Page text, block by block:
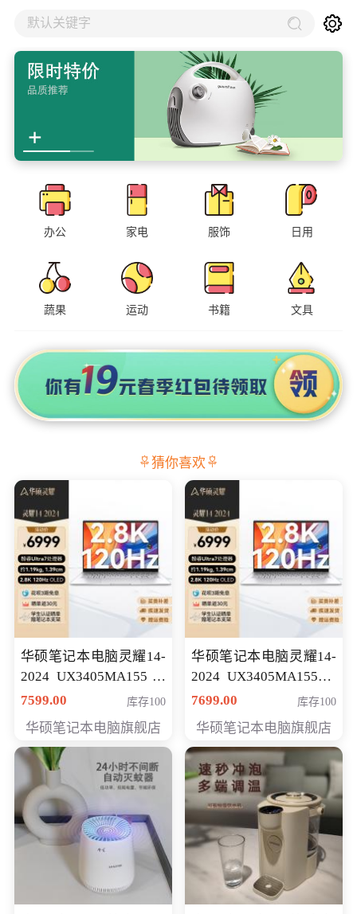
默认关键字
办公 家电 服饰 日用
蔬果 运动 书籍 文具
猜你喜欢
华硕笔记本电脑灵耀14-
2024 UX3405MA155冰
川银 oled 智慧轻薄本 会
7599.00 库存100
华硕笔记本电脑旗舰店
华硕笔记本电脑灵耀14-
2024 UX3405MA155夜
空蓝 oled 智慧轻薄本 会
7699.00 库存100
华硕笔记本电脑旗舰店